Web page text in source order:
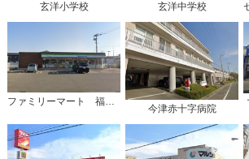
玄洋小学校 玄洋中学校
ファミリーマート 福岡今宿三丁目
今津赤十字病院